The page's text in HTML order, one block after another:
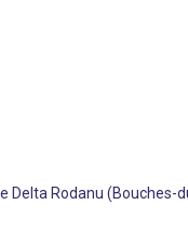
Rodanu